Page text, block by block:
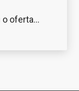
oferta...